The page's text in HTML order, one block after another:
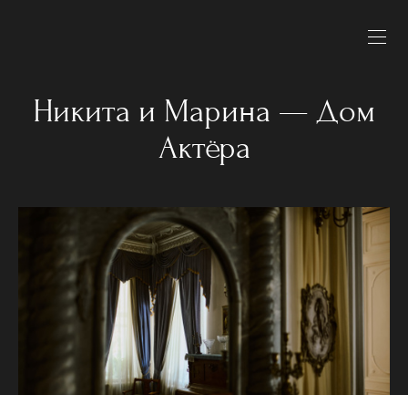
Никита и Марина — Дом
Актёра